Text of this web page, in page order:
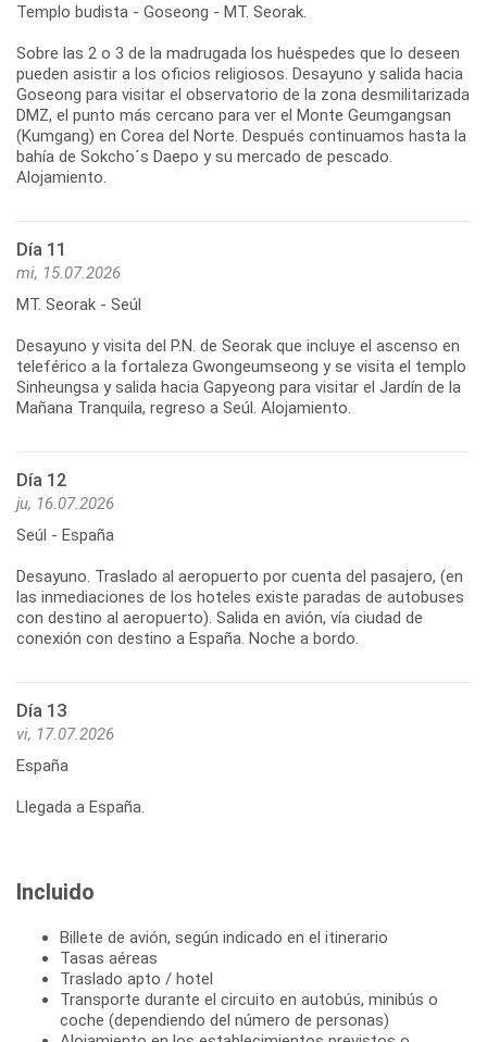
Templo budista - Goseong - MT. Seorak.
Sobre las 2 o 3 de la madrugada los huéspedes que lo deseen
pueden asistir a los oficios religiosos. Desayuno y salida hacia
Goseong para visitar el observatorio de la zona desmilitarizada
DMZ, el punto más cercano para ver el Monte Geumgangsan
(Kumgang) en Corea del Norte. Después continuamos hasta la
bahía de Sokcho´s Daepo y su mercado de pescado.
Alojamiento.
Día 11
mi, 15.07.2026
MT. Seorak - Seúl
Desayuno y visita del P.N. de Seorak que incluye el ascenso en
teleférico a la fortaleza Gwongeumseong y se visita el templo
Sinheungsa y salida hacia Gapyeong para visitar el Jardín de la
Mañana Tranquila, regreso a Seúl. Alojamiento.
Día 12
ju, 16.07.2026
Seúl - España
Desayuno. Traslado al aeropuerto por cuenta del pasajero, (en
las inmediaciones de los hoteles existe paradas de autobuses
con destino al aeropuerto). Salida en avión, vía ciudad de
conexión con destino a España. Noche a bordo.
Día 13
vi, 17.07.2026
España
Llegada a España.
Incluido
Billete de avión, según indicado en el itinerario
Tasas aéreas
Traslado apto / hotel
Transporte durante el circuito en autobús, minibús o
coche (dependiendo del número de personas)